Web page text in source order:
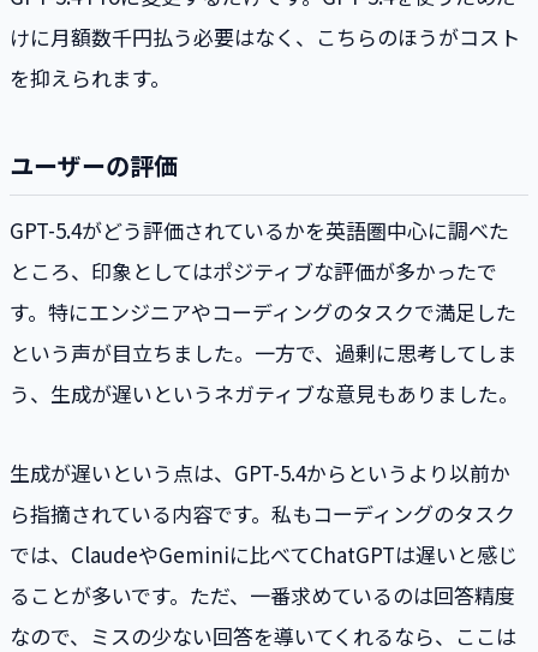
けに月額数千円払う必要はなく、こちらのほうがコスト
を抑えられます。
ユーザーの評価
GPT-5.4がどう評価されているかを英語圏中心に調べた
ところ、印象としてはポジティブな評価が多かったで
す。特にエンジニアやコーディングのタスクで満足した
という声が目立ちました。一方で、過剰に思考してしま
う、生成が遅いというネガティブな意見もありました。
生成が遅いという点は、GPT-5.4からというより以前か
ら指摘されている内容です。私もコーディングのタスク
では、ClaudeやGeminiに比べてChatGPTは遅いと感じ
ることが多いです。ただ、一番求めているのは回答精度
なので、ミスの少ない回答を導いてくれるなら、ここは